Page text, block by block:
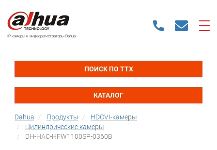
IP камеры и видеорегистраторы Dahua
ПОИСК ПО ТТХ
КАТАЛОГ
Dahua Продукты
HDCVI-камеры
Цилиндрические камеры
DH-HAC-HFW1100SP-0360B